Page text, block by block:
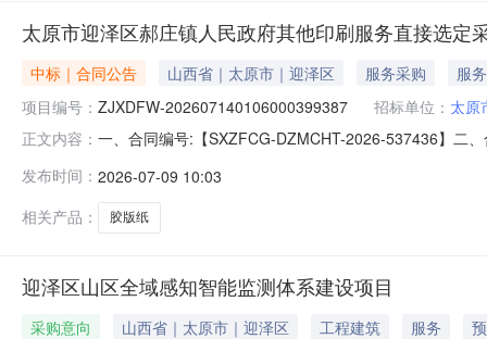
太原市迎泽区郝庄镇人民政府其他印刷服务直接选定
中标｜合同公告 山西省｜太原市｜迎泽区 服务采购
服务
项目编号： ZJXDFW-202607140106000399387 招标单位： 太原
正文内容： 一、合同编号:【SXZFCG-DZMCHT-2026-537436】二
太原市迎泽区朝阳街58号联系人：陈毅东供应商（乙方
要标的名称
发布时间： 2026-07-09 10:03
相关产品：
胶版纸
迎泽区山区全域感知智能监测体系建设项目
采购意向 山西省｜太原市｜迎泽区 工程建筑 服务